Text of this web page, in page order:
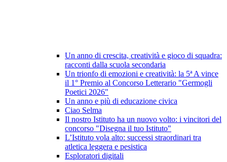
Un anno di crescita, creatività e gioco di squadra:
racconti dalla scuola secondaria
Un trionfo di emozioni e creatività: la 5ª A vince
il 1° Premio al Concorso Letterario "Germogli
Poetici 2026"
Un anno e più di educazione civica
Ciao Selma
Il nostro Istituto ha un nuovo volto: i vincitori del
concorso "Disegna il tuo Istituto"
L’Istituto vola alto: successi straordinari tra
atletica leggera e pesistica
Esploratori digitali